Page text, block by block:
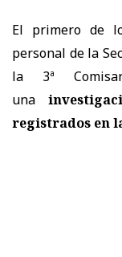
El primero de
personal de la
la 3ª
una
registrados en